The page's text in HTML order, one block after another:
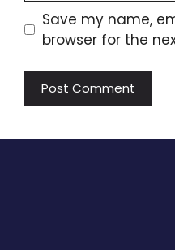
Save my name,
browser for the